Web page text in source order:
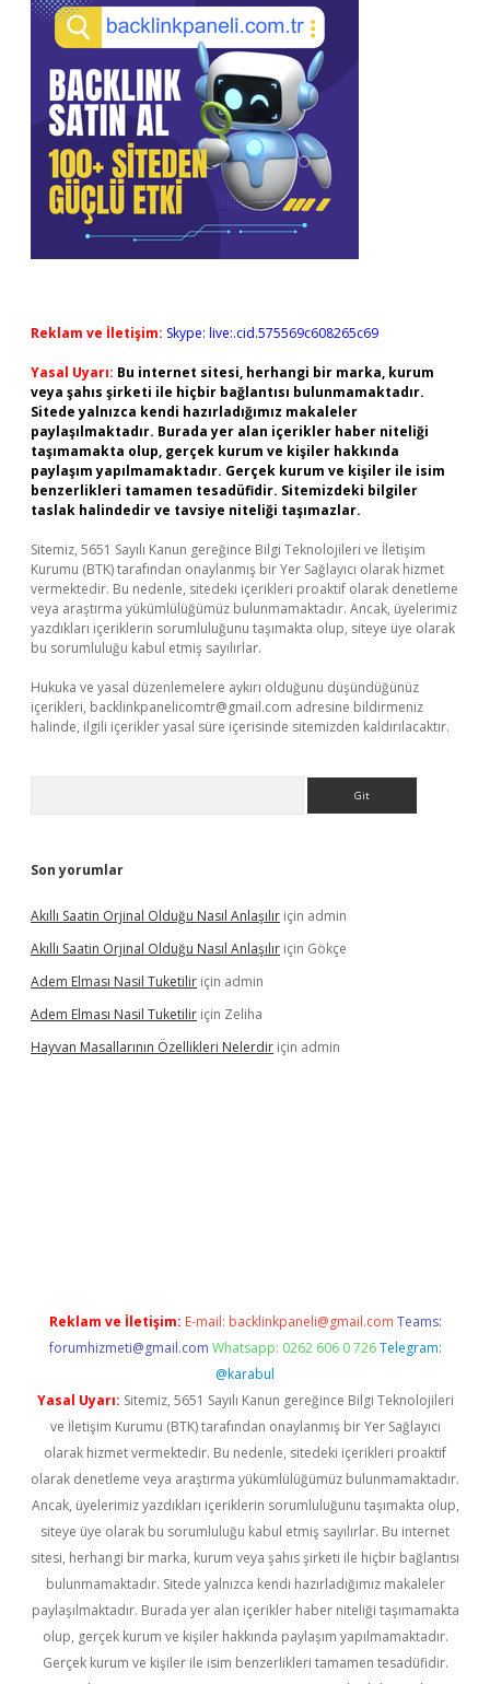
Reklam ve İletişim: Skype: live:.cid.575569c608265c69
Yasal Uyarı: Bu internet sitesi, herhangi bir marka, kurum
veya şahıs şirketi ile hiçbir bağlantısı bulunmamaktadır.
Sitede yalnızca kendi hazırladığımız makaleler
paylaşılmaktadır. Burada yer alan içerikler haber niteliği
taşımamakta olup, gerçek kurum ve kişiler hakkında
paylaşım yapılmamaktadır. Gerçek kurum ve kişiler ile isim
benzerlikleri tamamen tesadüfidir. Sitemizdeki bilgiler
taslak halindedir ve tavsiye niteliği taşımazlar.
Sitemiz, 5651 Sayılı Kanun gereğince Bilgi Teknolojileri ve İletişim
Kurumu (BTK) tarafından onaylanmış bir Yer Sağlayıcı olarak hizmet
vermektedir. Bu nedenle, sitedeki içerikleri proaktif olarak denetleme
veya araştırma yükümlülüğümüz bulunmamaktadır. Ancak, üyelerimiz
yazdıkları içeriklerin sorumluluğunu taşımakta olup, siteye üye olarak
bu sorumluluğu kabul etmiş sayılırlar.
Hukuka ve yasal düzenlemelere aykırı olduğunu düşündüğünüz
içerikleri, backlinkpanelicomtr@gmail.com adresine bildirmeniz
halinde, ilgili içerikler yasal süre içerisinde sitemizden kaldırılacaktır.
Son yorumlar
Akıllı Saatin Orjinal Olduğu Nasıl Anlaşılır için admin
Akıllı Saatin Orjinal Olduğu Nasıl Anlaşılır için Gökçe
Adem Elması Nasil Tuketilir için admin
Adem Elması Nasil Tuketilir için Zeliha
Hayvan Masallarının Özellikleri Nelerdir için admin
Reklam ve İletişim: E-mail: backlinkpaneli@gmail.com Teams:
forumhizmeti@gmail.com Whatsapp: 0262 606 0 726 Telegram:
@karabul
Yasal Uyarı: Sitemiz, 5651 Sayılı Kanun gereğince Bilgi Teknolojileri
ve İletişim Kurumu (BTK) tarafından onaylanmış bir Yer Sağlayıcı
olarak hizmet vermektedir. Bu nedenle, sitedeki içerikleri proaktif
olarak denetleme veya araştırma yükümlülüğümüz bulunmamaktadır.
Ancak, üyelerimiz yazdıkları içeriklerin sorumluluğunu taşımakta olup,
siteye üye olarak bu sorumluluğu kabul etmiş sayılırlar. Bu internet
sitesi, herhangi bir marka, kurum veya şahıs şirketi ile hiçbir bağlantısı
bulunmamaktadır. Sitede yalnızca kendi hazırladığımız makaleler
paylaşılmaktadır. Burada yer alan içerikler haber niteliği taşımamakta
olup, gerçek kurum ve kişiler hakkında paylaşım yapılmamaktadır.
Gerçek kurum ve kişiler ile isim benzerlikleri tamamen tesadüfidir.